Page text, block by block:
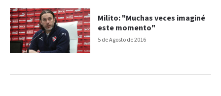
5 de Agosto de 2016
Milito: "Muchas veces imaginé
este momento"